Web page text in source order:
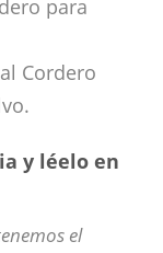
para
Cordero
y léelo en
el